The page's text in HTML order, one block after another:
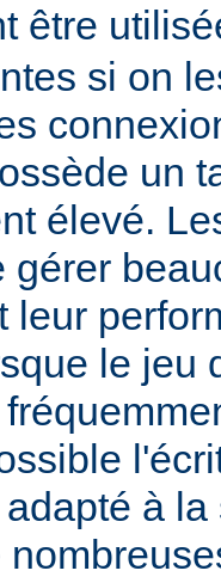
être
si on
un
élevé.
gérer
leur
le jeu
à